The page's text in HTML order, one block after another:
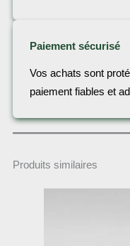
Paiement sécurisé
Vos achats sont
paiement fiables et
Produits similaires